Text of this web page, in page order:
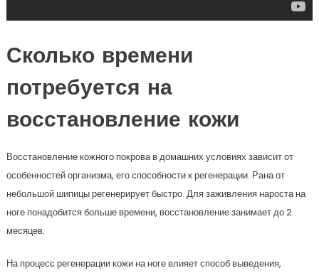
Сколько времени
потребуется на
восстановление кожи
Восстановление кожного покрова в домашних условиях зависит от
особенностей организма, его способности к регенерации. Рана от
небольшой шипицы регенерирует быстро. Для заживления нароста на
ноге понадобится больше времени, восстановление занимает до 2
месяцев.
На процесс регенерации кожи на ноге влияет способ выведения,